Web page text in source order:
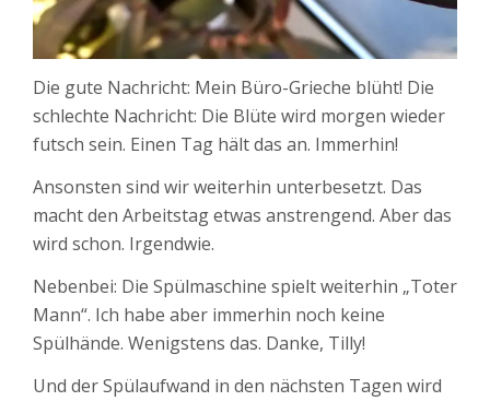
Die gute Nachricht: Mein Büro-Grieche blüht! Die
schlechte Nachricht: Die Blüte wird morgen wieder
futsch sein. Einen Tag hält das an. Immerhin!
Ansonsten sind wir weiterhin unterbesetzt. Das
macht den Arbeitstag etwas anstrengend. Aber das
wird schon. Irgendwie.
Nebenbei: Die Spülmaschine spielt weiterhin „Toter
Mann“. Ich habe aber immerhin noch keine
Spülhände. Wenigstens das. Danke, Tilly!
Und der Spülaufwand in den nächsten Tagen wird